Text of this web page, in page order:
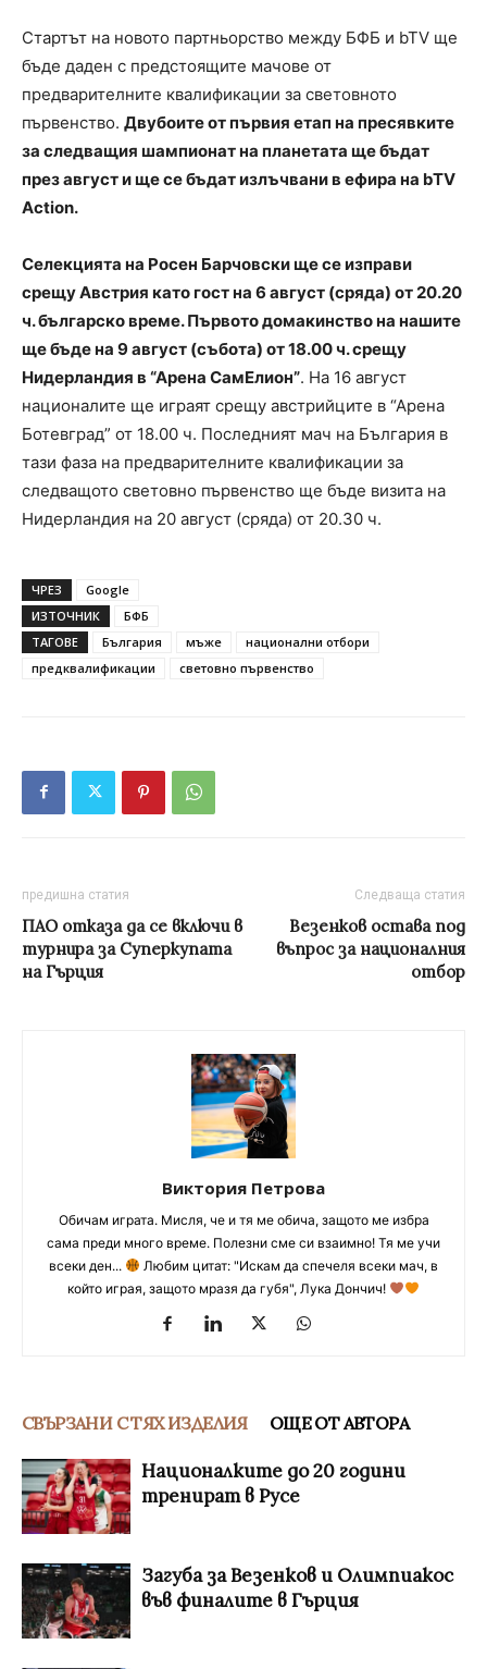
Стартът на новото партньорство между БФБ и bTV ще
бъде даден с предстоящите мачове от
предварителните квалификации за световното
първенство. Двубоите от първия етап на пресявките
за следващия шампионат на планетата ще бъдат
през август и ще се бъдат излъчвани в ефира на bTV
Action.
Селекцията на Росен Барчовски ще се изправи
срещу Австрия като гост на 6 август (сряда) от 20.20
ч. българско време. Първото домакинство на нашите
ще бъде на 9 август (събота) от 18.00 ч. срещу
Нидерландия в “Арена СамЕлион”. На 16 август
националите ще играят срещу австрийците в “Арена
Ботевград” от 18.00 ч. Последният мач на България в
тази фаза на предварителните квалификации за
следващото световно първенство ще бъде визита на
Нидерландия на 20 август (сряда) от 20.30 ч.
ЧРЕЗ
Google
ИЗТОЧНИК
БФБ
ТАГОВЕ
България мъже
национални отбори
предквалификации
световно първенство
предишна статия
ПАО отказа да се включи в
турнира за Суперкупата
на Гърция
Следваща статия
Везенков остава под
въпрос за националния
отбор
Виктория Петрова
Обичам играта. Мисля, че и тя ме обича, защото ме избра
сама преди много време. Полезни сме си взаимно! Тя ме учи
всеки ден...
Любим цитат: "Искам да спечеля всеки мач, в
който играя, защото мразя да губя", Лука Дончич!
СВЪРЗАНИ С ТЯХ ИЗДЕЛИЯ ОЩЕ ОТ АВТОРА
Националките до 20 години
тренират в Русе
Загуба за Везенков и Олимпиакос
във финалите в Гърция